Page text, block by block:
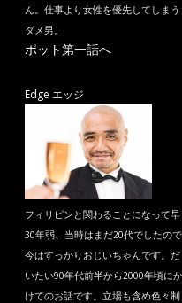
ん。仕事より女性を優先してしまう
ダメ男。
ポット第一話へ
Edge エッジ
フィリピンと関わることになって早
30年弱、当時はまだ20代でしたので
今はすっかりおじいちゃんです。だ
いたい90年代前半から2000年頃にか
けてのお話です。立場も含め色々制